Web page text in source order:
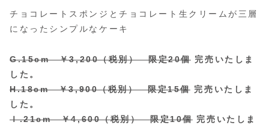
チョコレートスポンジとチョコレート生クリームが三層
になったシンプルなケーキ
G.15cm ￥3,200（税別） 限定20個完売いたしま
した。
H.18cm ￥3,900（税別） 限定15個完売いたしま
した。
Ｉ.21cm ￥4,600（税別） 限定10個完売いたしま